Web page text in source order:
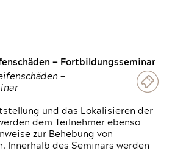
— Fortbildungsseminar
—
und das Lokalisieren der
dem Teilnehmer ebenso
zur Behebung von
Innerhalb des Seminars werden